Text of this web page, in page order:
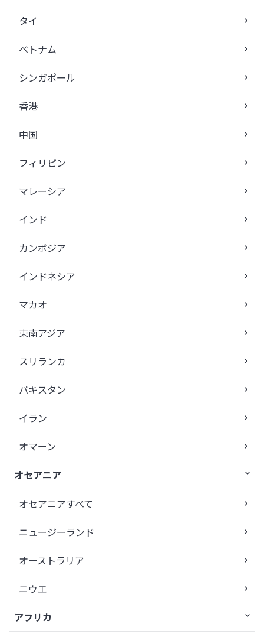
タイ
ベトナム
シンガポール
香港
中国
フィリピン
マレーシア
インド
カンボジア
インドネシア
マカオ
東南アジア
スリランカ
パキスタン
イラン
オマーン
オセアニア
オセアニアすべて
ニュージーランド
オーストラリア
ニウエ
アフリカ